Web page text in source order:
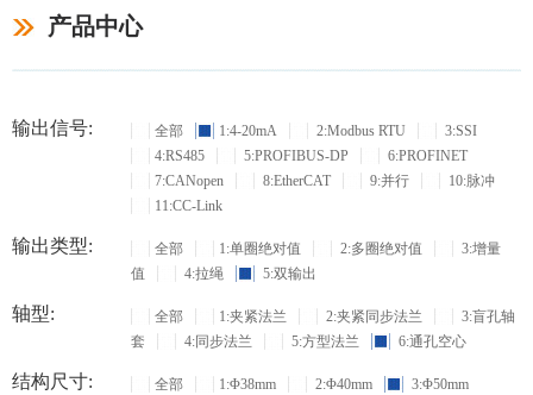
产品中心
输出信号: 全部 1:4-20mA 2:Modbus RTU
3:SSI
4:RS485
5:PROFIBUS-DP
6:PROFINET
7:CANopen
8:EtherCAT 9:并行
10:脉冲
11:CC-Link
输出类型: 全部 1:单圈绝对值 2:多圈绝对值
3:增量
值
4:拉绳 5:双输出
轴型: 全部 1:夹紧法兰 2:夹紧同步法兰
3:盲孔轴
套
4:同步法兰 5:方型法兰 6:通孔空心
结构尺寸: 全部 1:Φ38mm 2:Φ40mm
3:Φ50mm